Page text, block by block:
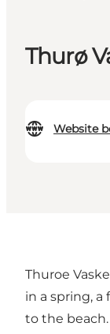
Thurø
Website
Thuroe
in a spring, a
to the beach.